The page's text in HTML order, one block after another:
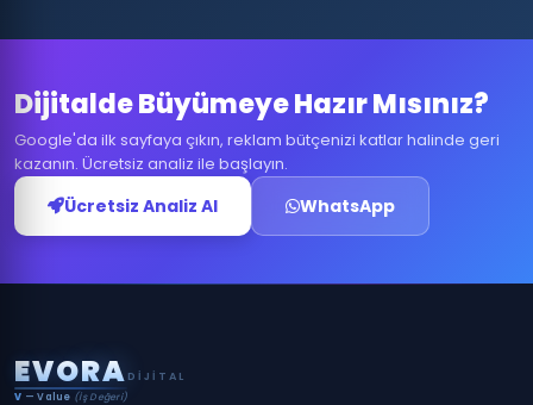
Dijitalde Büyümeye Hazır Mısınız?
Google'da ilk sayfaya çıkın, reklam bütçenizi katlar halinde geri
kazanın. Ücretsiz analiz ile başlayın.
Ücretsiz Analiz Al WhatsApp
EVORA DIJITAL
V — Value (İş Değeri)